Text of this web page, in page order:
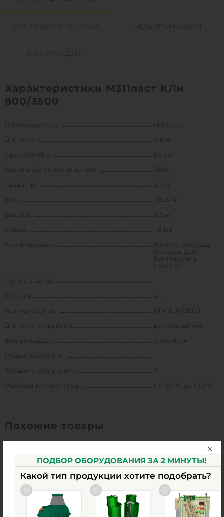
Характеристики М3Пласт КЛн
800/3500
Производитель:
М3Пласт
Диаметр:
0.8 м
Срок службы:
50 лет
Высота без горловины, мм:
3500
Гарантия:
2 лет
133.6 кг
Высота:
3.5 м
Объём:
1.8 м3
Комплектация:
Корпус колодца,
Крышка, Дно,
Технический
паспорт
Грунтозацепы:
1
Крышка:
да
Наименование:
КЛн 800/3500
Диаметр патрубков:
различный мм
Вид колодца:
линейный
Ребра жесткости:
1
Толщина стенок, мм:
Рабочая температура:
от -30°C до +30°C
Похожие товары
ПОДБОР ОБОРУДОВАНИЯ ЗА 2 МИНУТЫ!
Какой тип продукции хотите подобрать?